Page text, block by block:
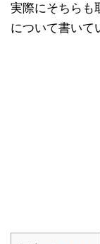
実際にそちらも
について書いて